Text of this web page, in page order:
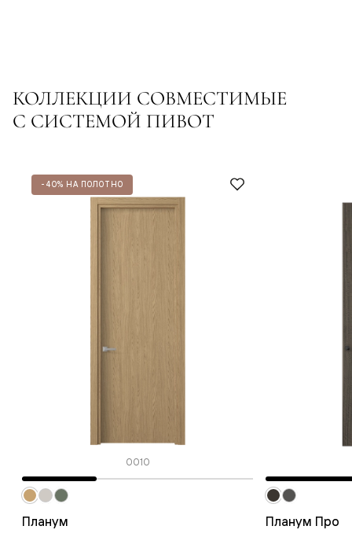
КОЛЛЕКЦИИ СОВМЕСТИМЫЕ
С СИСТЕМОЙ ПИВОТ
-40% НА ПОЛОТНО
0010
Планум Планум Про